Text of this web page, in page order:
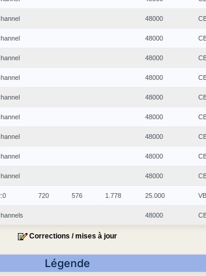
48000
48000
48000
48000
48000
48000
48000
48000
48000
720 576 1.778 25.000
48000
Corrections / mises à jour
Légende